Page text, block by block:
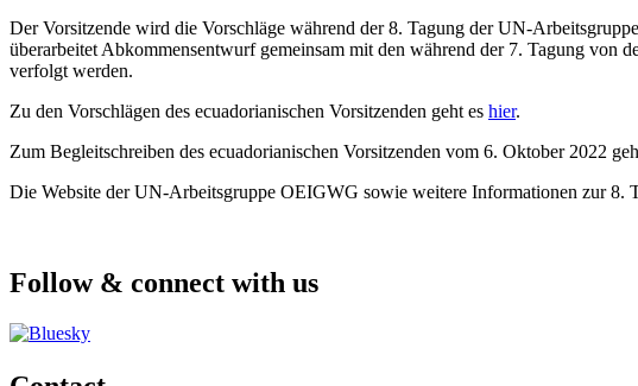
Der Vorsitzende wird die Vorschläge während der 8. Tagung der UN-
überarbeitet Abkommensentwurf gemeinsam mit den während der 7. Tagung von
verfolgt werden.
Zu den Vorschlägen des ecuadorianischen Vorsitzenden geht es hier.
Zum Begleitschreiben des ecuadorianischen Vorsitzenden vom 6. Oktober 2022
Die Website der UN-Arbeitsgruppe OEIGWG sowie weitere Informationen zur 8.
Follow & connect with us